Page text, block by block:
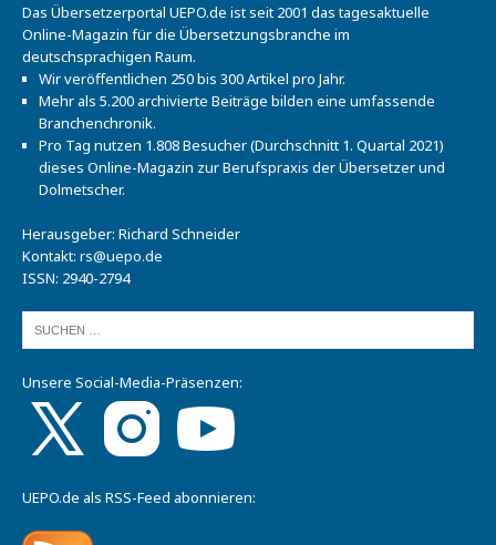
Das Übersetzerportal UEPO.de ist seit 2001 das tagesaktuelle
Online-Magazin für die Übersetzungsbranche im
deutschsprachigen Raum.
Wir veröffentlichen 250 bis 300 Artikel pro Jahr.
Mehr als 5.200 archivierte Beiträge bilden eine umfassende
Branchenchronik.
Pro Tag nutzen 1.808 Besucher (Durchschnitt 1. Quartal 2021)
dieses Online-Magazin zur Berufspraxis der Übersetzer und
Dolmetscher.
Herausgeber: Richard Schneider
Kontakt: rs@uepo.de
ISSN: 2940-2794
Unsere Social-Media-Präsenzen:
UEPO.de als RSS-Feed abonnieren: